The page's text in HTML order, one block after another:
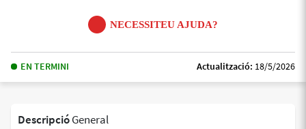
NECESSITEU AJUDA?
EN TERMINI Actualització: 18/5/2026
DescripcióGeneral